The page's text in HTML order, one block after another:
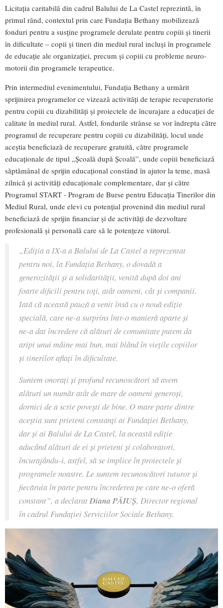
Licitația caritabilă din cadrul Balului de La Castel reprezintă, în
primul rând, contextul prin care Fundația Bethany mobilizează
fonduri pentru a susține programele derulate pentru copiii și tinerii
în dificultate – copii și tineri din mediul rural incluși în programele
de educație ale organizației, precum și copiii cu probleme neuro-
motorii din programele terapeutice.
Prin intermediul evenimentului, Fundaţia Bethany a urmărit
sprijinirea programelor ce vizează activități de terapie recuperatorie
pentru copiii cu dizabilități și proiectele de încurajare a educației de
calitate în mediul rural. Astfel, fondurile strânse se vor îndrepta către
programul de recuperare pentru copiii cu dizabilități, locul unde
aceștia beneficiază de recuperare gratuită, către programele
educaționale de tipul „Școală după Școală”, unde copiii beneficiază
săptămânal de sprijin educațional constând în ajutor la teme, masă
zilnică și activități educaționale complementare, dar și către
Programul START - Program de Burse pentru Educația Tinerilor din
Mediul Rural, unde elevi cu potențial provenind din mediul rural
beneficiază de sprijin financiar și de activități de dezvoltare
profesională și personală care să le potențeze viitorul.
„Ediția a IX-a a Balului de La Castel a reprezentat
pentru noi, la Fundația Bethany, o dovadă a
generozității și a solidarității, venită după doi ani
foarte dificili pentru toți, atât oameni, cât și companii.
Iată că această pauză a venit însă cu o nouă ediție
specială, care ne-a surprins într-o manieră aparte și
ne-a dat încredere că alături de comunitate putem da
aripi unui mâine mai bun, mai blând în viețile copiilor
și tinerilor aflați în dificultate.
Suntem onorați și profund recunoscători să avem
alături un număr atât de mare de oameni generoși,
dornici de a scrie povești de bine. O mare parte dintre
aceștia sunt prieteni constanți ai Fundației Bethany,
dar și ai Balului de La Castel, la această ediție
aducând alături de ei și prieteni și colaboratori,
încurajându-i, astfel, să se implice în proiectele și
programele noastre. Le suntem recunoscători tuturor și
fiecăruia în parte pentru încrederea pe care ne-o oferă
constant”, a declaratDiana PĂIUȘ, Director regional
în cadrul Fundației Serviciilor Sociale Bethany.